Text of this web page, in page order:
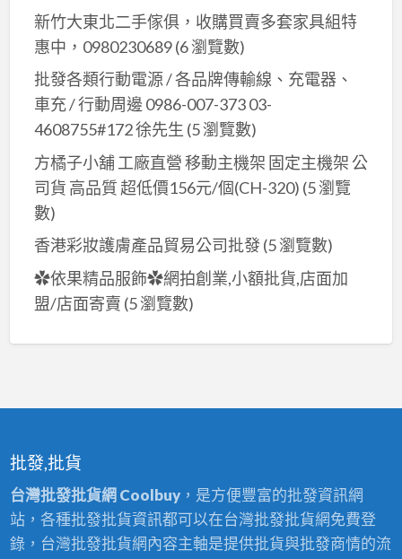
新竹大東北二手傢俱，收購買賣多套家具組特
惠中，0980230689(6 瀏覽數)
批發各類行動電源 / 各品牌傳輸線、充電器、
車充 / 行動周邊 0986-007-373 03-
4608755#172 徐先生 (5 瀏覽數)
方橘子小舖 工廠直營 移動主機架 固定主機架 公
司貨 高品質 超低價156元/個(CH-320) (5 瀏覽
數)
香港彩妝護膚產品貿易公司批發(5 瀏覽數)
✿依果精品服飾✿網拍創業,小額批貨,店面加
盟/店面寄賣 (5 瀏覽數)
批發,批貨
台灣批發批貨網 Coolbuy，是方便豐富的批發資訊網
站，各種批發批貨資訊都可以在台灣批發批貨網免費登
錄，台灣批發批貨網內容主軸是提供批貨與批發商情的流